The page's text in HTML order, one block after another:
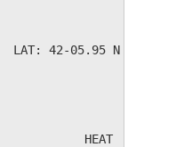
LAT: 42-05.95 N    LONG:
HEAT    COOL